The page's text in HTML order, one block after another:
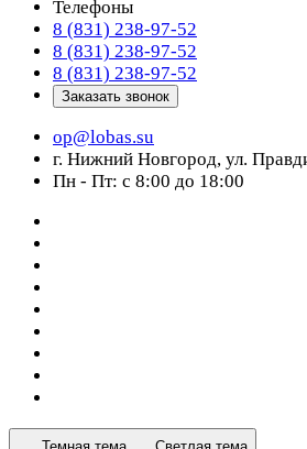
Телефоны
8 (831) 238-97-52
8 (831) 238-97-52
8 (831) 238-97-52
Заказать звонок
op@lobas.su
г. Нижний Новгород, ул.
Пн - Пт: с 8:00 до 18:00